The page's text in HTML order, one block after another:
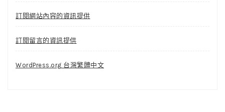
訂閱網站內容的資訊提供
訂閱留言的資訊提供
WordPress.org 台灣繁體中文